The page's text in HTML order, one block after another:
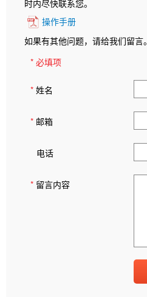
时内尽快联系您。
操作手册
如果有其他问题，请给我们留言。
* 必填项
* 姓名
* 邮箱
电话
* 留言内容